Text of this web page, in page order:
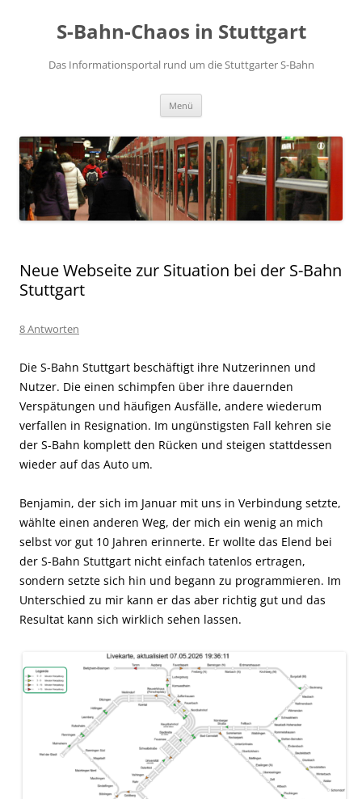
S-Bahn-Chaos in Stuttgart
Das Informationsportal rund um die Stuttgarter S-Bahn
Menü
Neue Webseite zur Situation bei der S-Bahn
Stuttgart
8 Antworten
Die S-Bahn Stuttgart beschäftigt ihre Nutzerinnen und
Nutzer. Die einen schimpfen über ihre dauernden
Verspätungen und häufigen Ausfälle, andere wiederum
verfallen in Resignation. Im ungünstigsten Fall kehren sie
der S-Bahn komplett den Rücken und steigen stattdessen
wieder auf das Auto um.
Benjamin, der sich im Januar mit uns in Verbindung setzte,
wählte einen anderen Weg, der mich ein wenig an mich
selbst vor gut 10 Jahren erinnerte. Er wollte das Elend bei
der S-Bahn Stuttgart nicht einfach tatenlos ertragen,
sondern setzte sich hin und begann zu programmieren. Im
Unterschied zu mir kann er das aber richtig gut und das
Resultat kann sich wirklich sehen lassen.